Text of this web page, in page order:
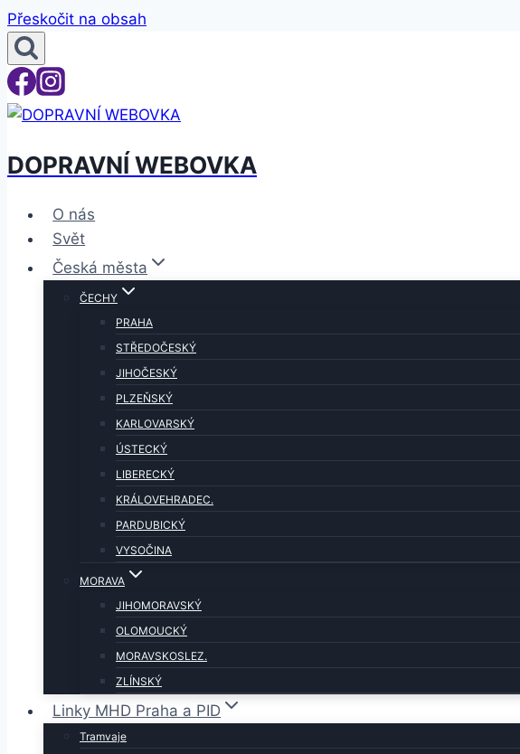
Přeskočit na obsah
DOPRAVNÍ WEBOVKA
O nás
Svět
Česká města
ČECHY
PRAHA
STŘEDOČESKÝ
JIHOČESKÝ
PLZEŇSKÝ
KARLOVARSKÝ
ÚSTECKÝ
LIBERECKÝ
KRÁLOVEHRADEC.
PARDUBICKÝ
VYSOČINA
MORAVA
JIHOMORAVSKÝ
OLOMOUCKÝ
MORAVSKOSLEZ.
ZLÍNSKÝ
Linky MHD Praha a PID
Tramvaje